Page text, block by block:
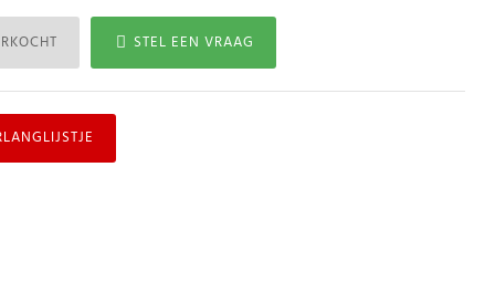
STEL EEN VRAAG